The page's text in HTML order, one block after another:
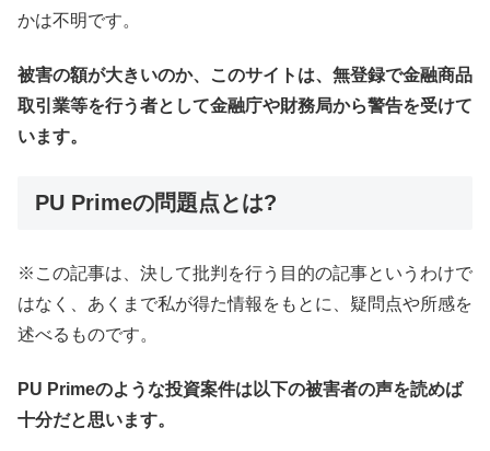
かは不明です。
被害の額が大きいのか、このサイトは、無登録で金融商品
取引業等を行う者として金融庁や財務局から警告を受けて
います。
PU Primeの問題点とは?
※この記事は、決して批判を行う目的の記事というわけで
はなく、あくまで私が得た情報をもとに、疑問点や所感を
述べるものです。
PU Primeのような投資案件は以下の被害者の声を読めば
十分だと思います。